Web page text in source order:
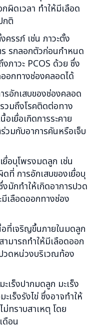
ผิดเวลา ทำให้มีเลือด
กติ
ครรภ์ เช่น ภาวะตั้ง
รกลอกตัวก่อนกำหนด
งภาวะ PCOS ด้วย ซึ่ง
อกทางช่องคลอดได้
รอักเสบของช่องคลอด
วมถึงโรคติดต่อทาง
เยื่อเกิดการระคาย
วมกับอาการคันหรือเจ็บ
อบุโพรงมดลูก เช่น
ที่ การอักเสบของเยื่อบุ
มักทำให้เกิดอาการปวด
เลือดออกทางช่อง
ที่เจริญขึ้นภายในมดลูก
มารถทำให้มีเลือดออก
วดหน่วงบริเวณท้อง
เร็งปากมดลูก มะเร็ง
เร็งรังไข่ ซึ่งอาจทำให้
ทราบสาเหตุ โดย
ดือน